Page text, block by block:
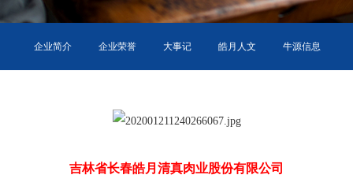
企业简介 企业荣誉 大事记 皓月人文 牛源信息
吉林省长春皓月清真肉业股份有限公司